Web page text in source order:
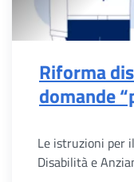
Riforma
domande
Le istruzioni per
Disabilità e